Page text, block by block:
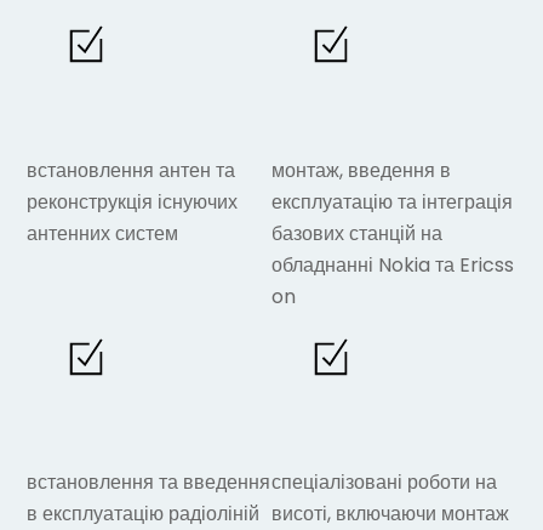
встановлення антен та
реконструкція існуючих
антенних систем
монтаж, введення в
експлуатацію та інтеграція
базових станцій на
обладнанні Nokia та Ericss
on
встановлення та введення
в експлуатацію радіоліній
спеціалізовані роботи на
висоті, включаючи монтаж